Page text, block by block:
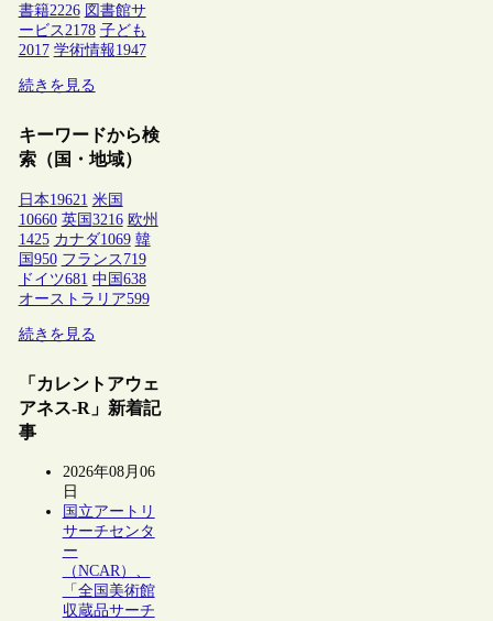
書籍2226 図書館サ
ービス2178 子ども
2017 学術情報1947
続きを見る
キーワードから検
索（国・地域）
日本19621 米国
10660 英国 3216 欧州
1425 カナダ1069 韓
国 950 フランス 719
ドイツ681 中国 638
オーストラリア599
続きを見る
「カレントアウェ
アネス-R」新着記
事
2026年08月06
日
国立アートリ
サーチセンタ
ー
（NCAR）、
「全国美術館
収蔵品サーチ